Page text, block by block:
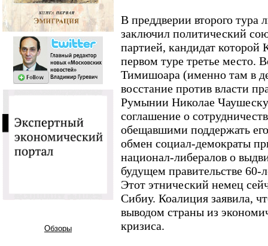
Обзоры
В преддверии второго тура
заключил политический
партией, кандидат которой
первом туре третье место.
Тимишоара (именно там в
восстание против власти
Румынии Николае
соглашение о
обещавшими поддержать
обмен социал-демократы
национал-либералов о
будущем правительстве 60-
Этот этнический немец
Сибиу. Коалиция заявила,
выводом страны из
кризиса.